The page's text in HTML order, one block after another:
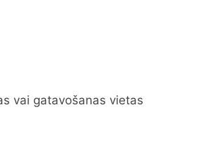
vai gatavošanas vietas